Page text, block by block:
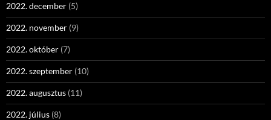
2022. december (5)
2022. november (9)
2022. október (7)
2022. szeptember (10)
2022. augusztus (11)
2022. július (8)